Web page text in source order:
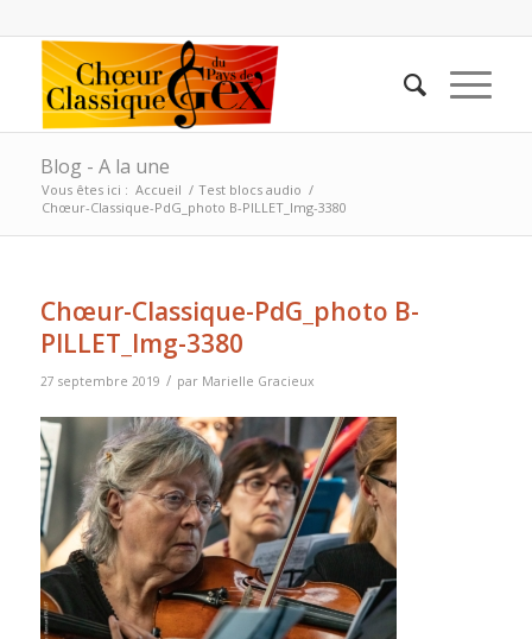
Blog - A la une
Vous êtes ici : Accueil / Test blocs audio /
Chœur-Classique-PdG_photo B-PILLET_Img-3380
Chœur-Classique-PdG_photo B-
PILLET_Img-3380
27 septembre 2019 / par Marielle Gracieux